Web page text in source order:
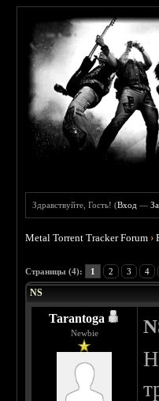
Здравствуйте, Гость! (Вход —
Metal Torrent Tracker Forum ›
Страницы (4): 1 2 3 4
NS
Tarantoga
Newbie